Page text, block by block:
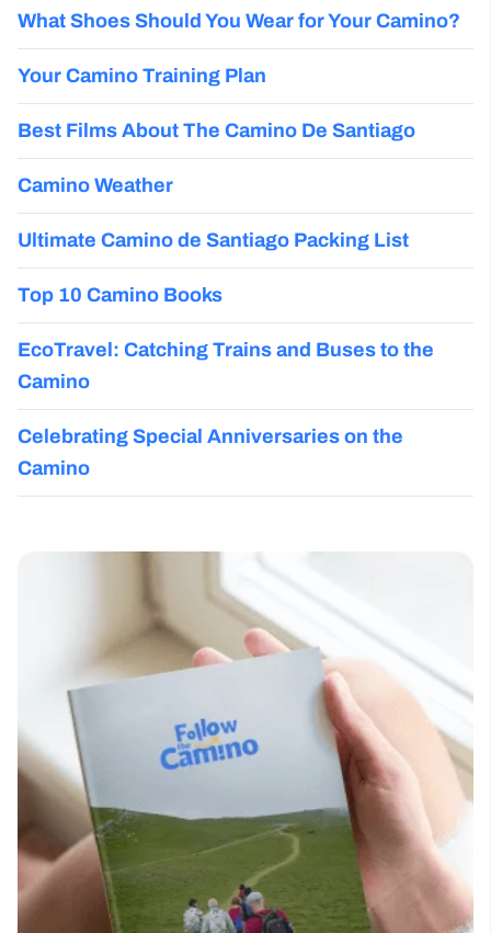
What Shoes Should You Wear for Your Camino?
Your Camino Training Plan
Best Films About The Camino De Santiago
Camino Weather
Ultimate Camino de Santiago Packing List
Top 10 Camino Books
EcoTravel: Catching Trains and Buses to the
Camino
Celebrating Special Anniversaries on the
Camino